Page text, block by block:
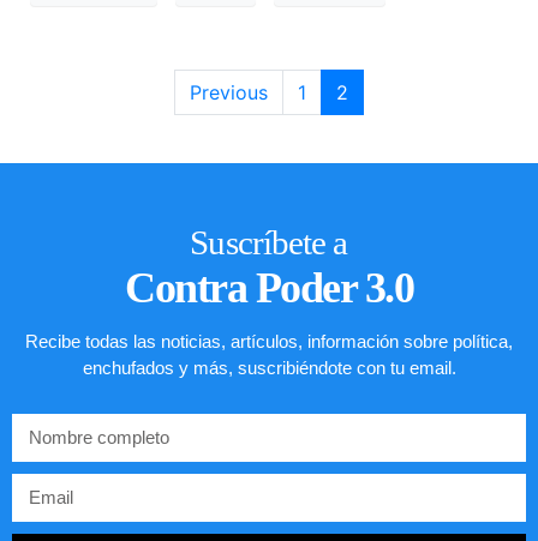
Previous 1 2
Suscríbete a
Contra Poder 3.0
Recibe todas las noticias, artículos, información sobre política,
enchufados y más, suscribiéndote con tu email.